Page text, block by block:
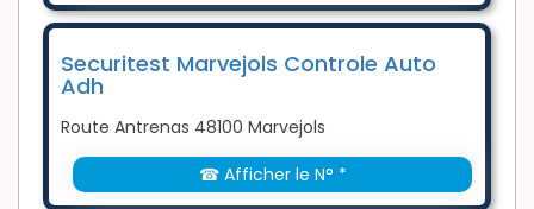
Securitest Marvejols Controle Auto
Adh
Route Antrenas 48100 Marvejols
☎ Afficher le N° *